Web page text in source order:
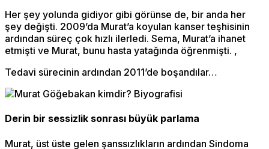
Her şey yolunda gidiyor gibi görünse de, bir anda her
şey değişti. 2009’da Murat’a koyulan kanser teşhisinin
ardından süreç çok hızlı ilerledi. Sema, Murat’a ihanet
etmişti ve Murat, bunu hasta yatağında öğrenmişti. ,
Tedavi sürecinin ardından 2011’de boşandılar…
Derin bir sessizlik sonrası büyük parlama
Murat, üst üste gelen şanssızlıkların ardından Sindoma